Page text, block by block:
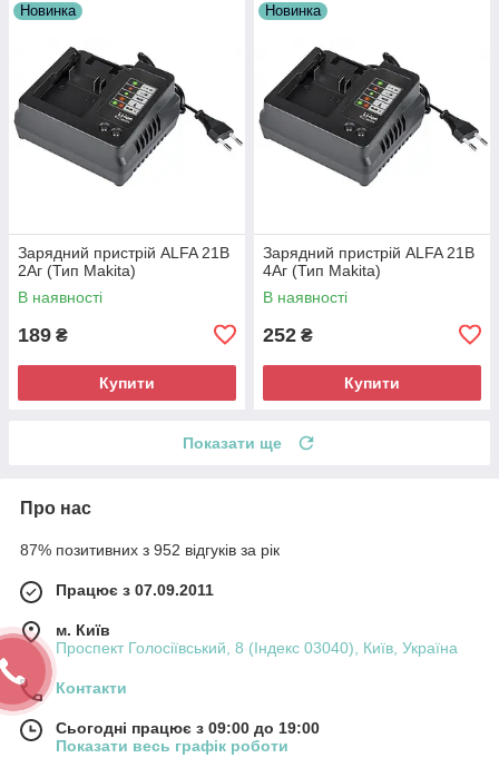
Новинка
Зарядний пристрій ALFA 21В
2Аг (Тип Makita)
В наявності
189 ₴
Купити
Новинка
Зарядний пристрій ALFA 21В
4Аг (Тип Makita)
В наявності
252 ₴
Купити
Показати ще
Про нас
87% позитивних з 952 відгуків за рік
Працює з 07.09.2011
м. Київ
Проспект Голосіївський, 8 (Індекс 03040), Київ, Україна
Контакти
Сьогодні працює з 09:00 до 19:00
Показати весь графік роботи